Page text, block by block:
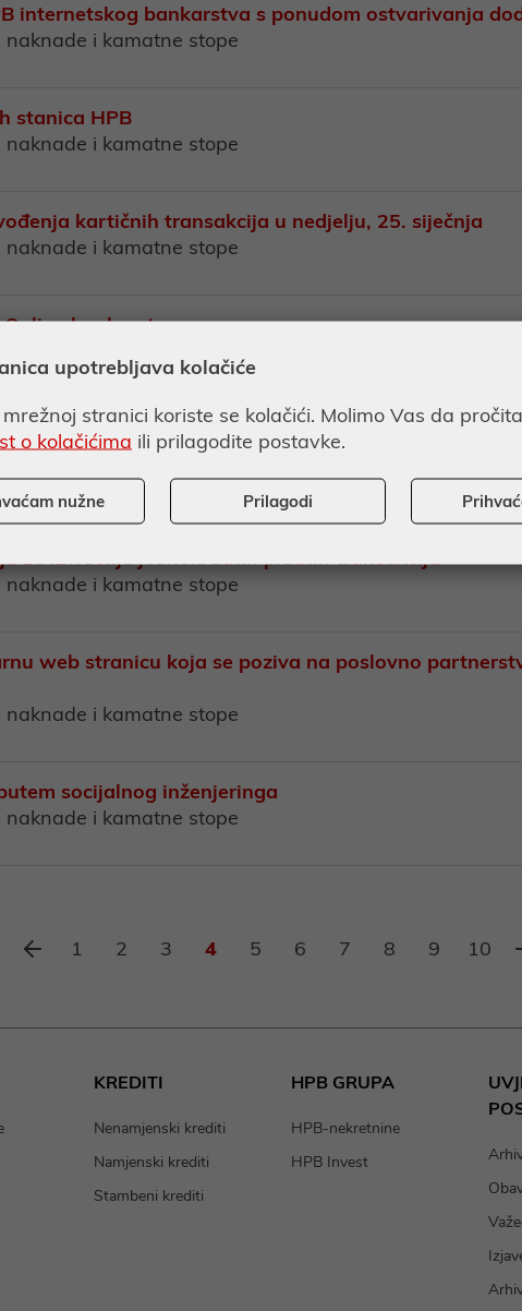
internetskog bankarstva s ponudom ostvarivanja
i kamatne stope
stanica HPB
i kamatne stope
kartičnih transakcija u nedjelju, 25. siječnja
i kamatne stope
bankarstva
i kamatne stope
uvjeta Hrvatske poštanske banke, dioničko društvo
i kamatne stope
Općih uvjeta poslovanja za transakcijske
za izvršenje jednokratnih platnih transakcija
i kamatne stope
web stranicu koja se poziva na poslovno
i kamatne stope
socijalnog inženjeringa
i kamatne stope
1 2 3 4 5 6 7 8 9 10
KREDITI
Nenamjenski krediti
Namjenski krediti
Stambeni krediti
HPB GRUPA
HPB-nekretnine
HPB Invest
upotrebljava kolačiće
stranici koriste se kolačići. Molimo Vas da
o kolačićima ili prilagodite postavke.
nužne Prilagodi